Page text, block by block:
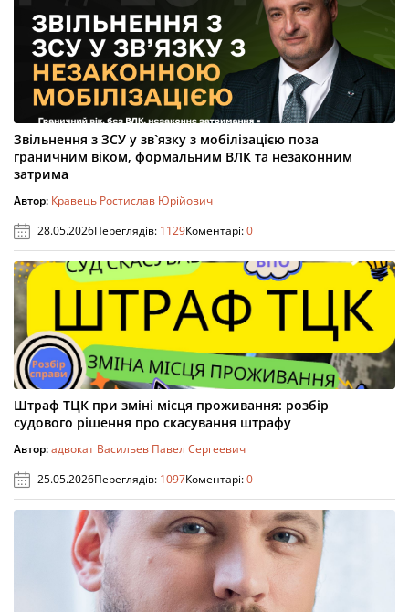
Звільнення з ЗСУ у зв`язку з мобілізацією поза
граничним віком, формальним ВЛК та незаконним
затрима
Автор: Кравець Ростислав Юрійович
28.05.2026Переглядів: 1129Коментарі:0
Штраф ТЦК при зміні місця проживання: розбір
судового рішення про скасування штрафу
Автор:адвокат Васильев Павел Сергеевич
25.05.2026Переглядів: 1097Коментарі:0